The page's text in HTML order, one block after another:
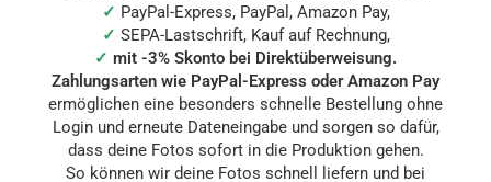
✓ PayPal-Express, PayPal, Amazon Pay,
✓ SEPA-Lastschrift, Kauf auf Rechnung,
✓ mit -3% Skonto bei Direktüberweisung.
Zahlungsarten wie PayPal-Express oder Amazon Pay
ermöglichen eine besonders schnelle Bestellung ohne
Login und erneute Dateneingabe und sorgen so dafür,
dass deine Fotos sofort in die Produktion gehen.
So können wir deine Fotos schnell liefern und bei